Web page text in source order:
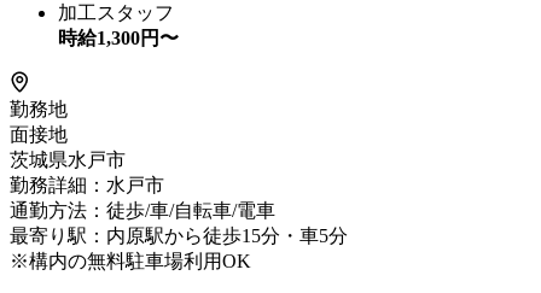
加工スタッフ
時給1,300円〜
勤務地
面接地
茨城県水戸市
勤務詳細：水戸市
通勤方法：徒歩/車/自転車/電車
最寄り駅：内原駅から徒歩15分・車5分
※構内の無料駐車場利用OK